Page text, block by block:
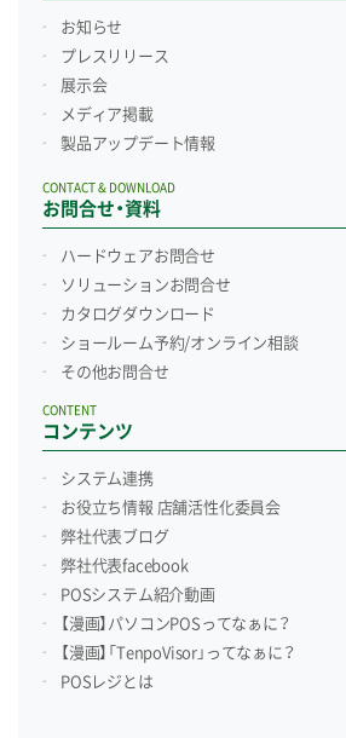
お知らせ
プレスリリース
展示会
メディア掲載
製品アップデート情報
お問合せ・資料
CONTACT & DOWNLOAD
ハードウェアお問合せ
ソリューションお問合せ
カタログダウンロード
ショールーム予約/オンライン相談
その他お問合せ
コンテンツ
CONTENT
システム連携
お役立ち情報 店舗活性化委員会
弊社代表ブログ
弊社代表facebook
POSシステム紹介動画
【漫画】パソコンPOSってなぁに？
【漫画】「TenpoVisor」ってなぁに？
POSレジとは